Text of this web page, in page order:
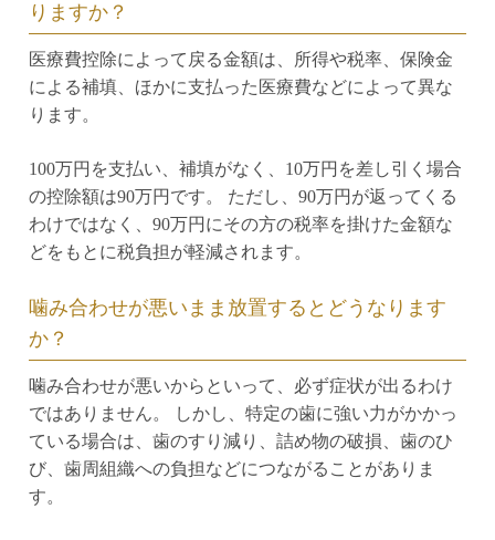
りますか？
医療費控除によって戻る金額は、所得や税率、保険金
による補填、ほかに支払った医療費などによって異な
ります。
100万円を支払い、補填がなく、10万円を差し引く場合
の控除額は90万円です。 ただし、90万円が返ってくる
わけではなく、90万円にその方の税率を掛けた金額な
どをもとに税負担が軽減されます。
噛み合わせが悪いまま放置するとどうなります
か？
噛み合わせが悪いからといって、必ず症状が出るわけ
ではありません。 しかし、特定の歯に強い力がかかっ
ている場合は、歯のすり減り、詰め物の破損、歯のひ
び、歯周組織への負担などにつながることがありま
す。